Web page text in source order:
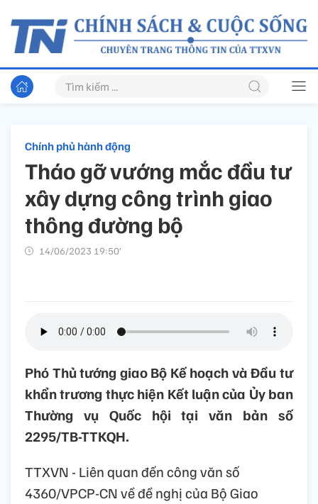
Chính phủ hành động
Tháo gỡ vướng mắc đầu tư
xây dựng công trình giao
thông đường bộ
14/06/2023 19:50’
Phó Thủ tướng giao Bộ Kế hoạch và Đầu tư
khẩn trương thực hiện Kết luận của Ủy ban
Thường vụ Quốc hội tại văn bản số
2295/TB-TTKQH.
TTXVN - Liên quan đến công văn số
4360/VPCP-CN về đề nghị của Bộ Giao